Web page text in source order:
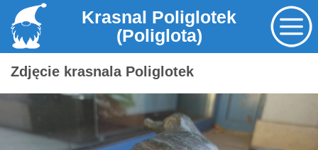
Krasnal Poliglotek
(Poliglota)
Zdjęcie krasnala Poliglotek